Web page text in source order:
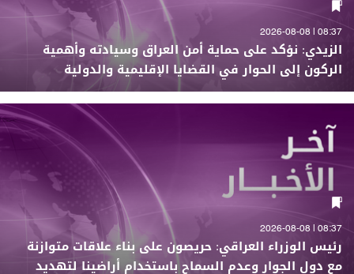
08:37 | 2026-08-08
الزيدي: نؤكد على حماية أمن العراق وسيادته وأهمية
الركون إلى الحوار في القضايا الإقليمية والدولية
08:37 | 2026-08-08
رئيس الوزراء العراقي: حريصون على بناء علاقات متوازنة
مع دول الجوار وعدم السماح باستخدام أراضينا لتهديد